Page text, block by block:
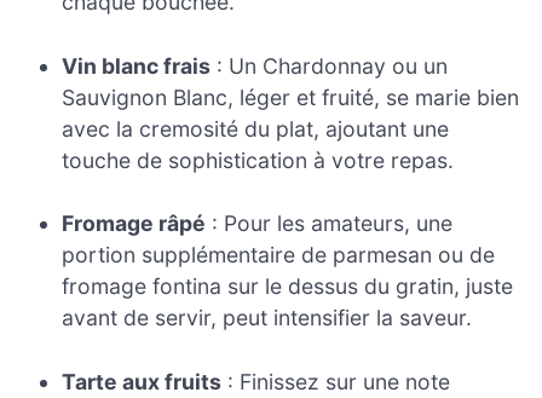
Vin blanc frais : Un Chardonnay ou un
Sauvignon Blanc, léger et fruité, se marie bien
avec la cremosité du plat, ajoutant une
touche de sophistication à votre repas.
Fromage râpé : Pour les amateurs, une
portion supplémentaire de parmesan ou de
fromage fontina sur le dessus du gratin, juste
avant de servir, peut intensifier la saveur.
Tarte aux fruits : Finissez sur une note